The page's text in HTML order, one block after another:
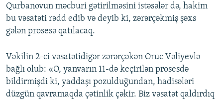
Qurbanovun məcburi gətirilməsini istəsələr də, hakim
bu vəsatəti rədd edib və deyib ki, zərərçəkmiş şəxs
gələn prosesə qatılacaq.
Vəkilin 2-ci vəsatətidigər zərərçəkən Oruc Vəliyevlə
bağlı olub: «O, yanvarın 11-də keçirilən prosesdə
bildirmişdi ki, yaddaşı pozulduğundan, hadisələri
düzgün qavramaqda çətinlik çəkir. Biz vəsatət qaldırdıq